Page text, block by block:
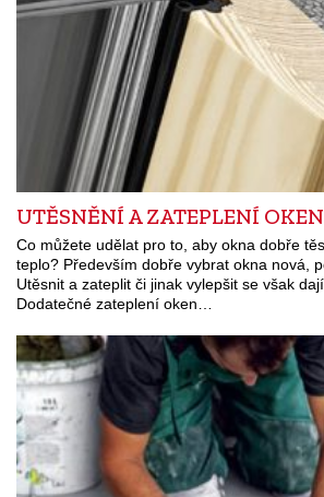
UTĚSNĚNÍ A ZATEPLENÍ OKEN
Co můžete udělat pro to, aby okna dobře
teplo? Především dobře vybrat okna nová,
Utěsnit a zateplit či jinak vylepšit se však
Dodatečné zateplení oken…